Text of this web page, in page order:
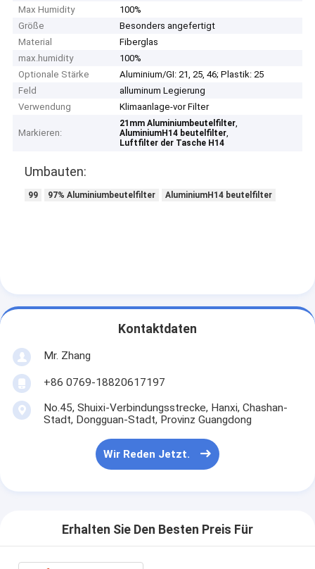
Max Humidity
100%
Größe
Besonders angefertigt
Material
Fiberglas
max.humidity
100%
Optionale Stärke
Aluminium/GI: 21, 25, 46; Plastik: 25
Feld
alluminum Legierung
Verwendung
Klimaanlage-vor Filter
Markieren:
21mm Aluminiumbeutelfilter,
AluminiumH14 beutelfilter,
Luftfilter der Tasche H14
Umbauten:
99 97% Aluminiumbeutelfilter AluminiumH14 beutelfilter
Kontaktdaten
Mr. Zhang
+86 0769-18820617197
No.45, Shuixi-Verbindungsstrecke, Hanxi, Chashan-
Stadt, Dongguan-Stadt, Provinz Guangdong
Wir Reden Jetzt.
Erhalten Sie Den Besten Preis Für